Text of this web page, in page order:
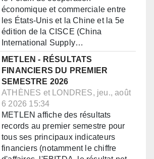
économique et commerciale entre
les États-Unis et la Chine et la 5e
édition de la CISCE (China
International Supply…
METLEN - RÉSULTATS
FINANCIERS DU PREMIER
SEMESTRE 2026
ATHÈNES et LONDRES, jeu., août
6 2026 15:34
METLEN affiche des résultats
records au premier semestre pour
tous ses principaux indicateurs
financiers (notamment le chiffre